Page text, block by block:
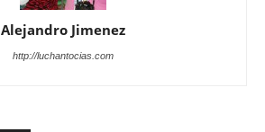
Alejandro Jimenez
http://luchantocias.com